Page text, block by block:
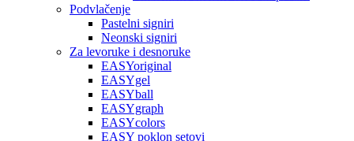
Podvlačenje
Pastelni signiri
Neonski signiri
Za levoruke i desnoruke
EASYoriginal
EASYgel
EASYball
EASYgraph
EASYcolors
EASY poklon setovi